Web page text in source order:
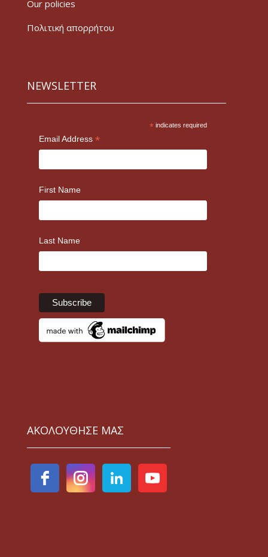
Our policies
Πολιτική απορρήτου
NEWSLETTER
* indicates required
Email Address *
First Name
Last Name
ΑΚΟΛΟΥΘΗΣΕ ΜΑΣ